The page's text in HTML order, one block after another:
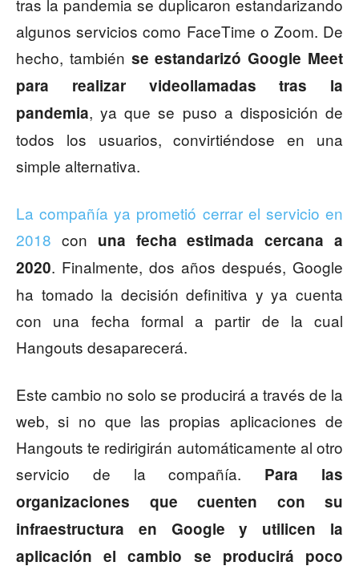
algunos servicios como FaceTime o Zoom. De
hecho, también se estandarizó Google Meet
para realizar videollamadas tras la
pandemia, ya que se puso a disposición de
todos los usuarios, convirtiéndose en una
simple alternativa.
La compañía ya prometió cerrar el servicio en
2018 con una fecha estimada cercana a
2020. Finalmente, dos años después, Google
ha tomado la decisión definitiva y ya cuenta
con una fecha formal a partir de la cual
Hangouts desaparecerá.
Este cambio no solo se producirá a través de la
web, si no que las propias aplicaciones de
Hangouts te redirigirán automáticamente al otro
servicio de la compañía. Para las
organizaciones que cuenten con su
infraestructura en Google y utilicen la
aplicación el cambio se producirá poco